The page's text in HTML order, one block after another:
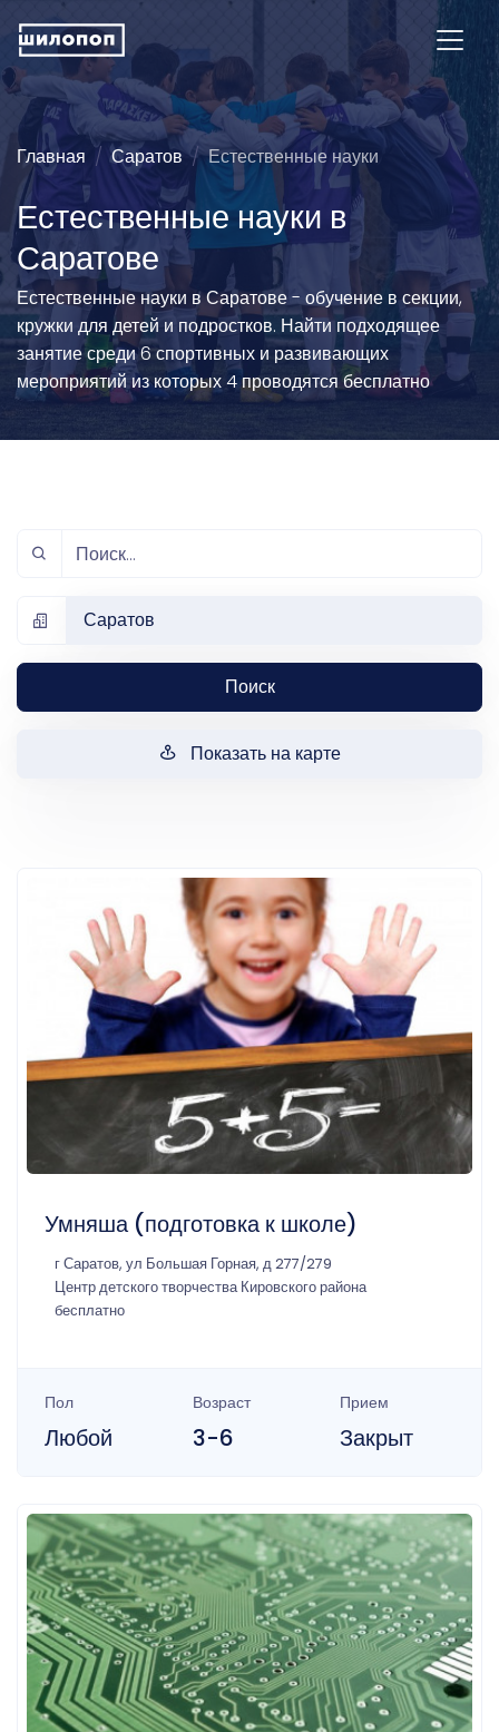
Главная Саратов Естественные науки
Естественные науки в
Саратове
Естественные науки в Саратове - обучение в секции,
кружки для детей и подростков. Найти подходящее
занятие среди 6 спортивных и развивающих
мероприятий из которых 4 проводятся бесплатно
Саратов
Поиск
Показать на карте
Умняша (подготовка к школе)
г Саратов, ул Большая Горная, д 277/279
Центр детского творчества Кировского района
бесплатно
Пол
Любой
Возраст
3-6
Прием
Закрыт